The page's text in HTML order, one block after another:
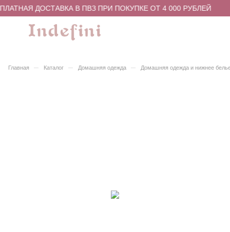
ДОСТАВКА В ПВЗ ПРИ ПОКУПКЕ ОТ 4 000 РУБЛЕЙ
Главная – Каталог – Домашняя одежда – Домашняя одежда и нижнее